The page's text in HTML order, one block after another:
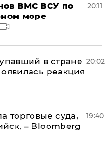
ВМС ВСУ по
море
20:11
в стране
реакция
20:02
торговые суда,
– Bloomberg
19:40